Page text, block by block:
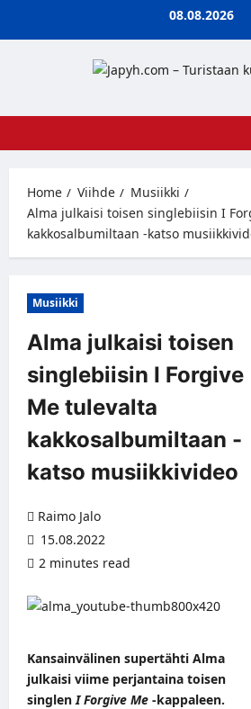
08.08.2026
Home Viihde
Musiikki
Alma julkaisi toisen singlebiisin I
kakkosalbumiltaan -katso
Musiikki
Alma julkaisi toisen
singlebiisin I Forgive
Me tulevalta
kakkosalbumiltaan -
katso musiikkivideo
Raimo Jalo
15.08.2022
2 minutes read
Kansainvälinen supertähti Alma
julkaisi viime perjantaina toisen
singlen I Forgive Me -kappaleen.